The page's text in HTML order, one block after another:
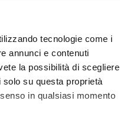
tecnologie come i
annunci e contenuti
la possibilità di scegliere
su questa proprietà
in qualsiasi momento